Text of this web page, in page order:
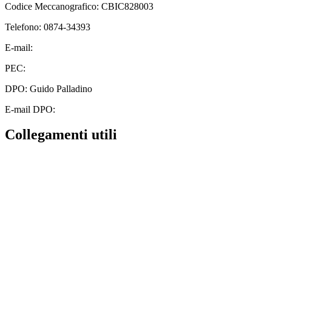
Codice Meccanografico: CBIC828003
Telefono: 0874-34393
E-mail:
PEC:
DPO: Guido Palladino
E-mail DPO:
Collegamenti utili